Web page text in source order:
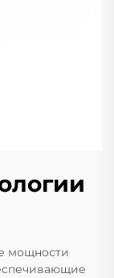
мощности